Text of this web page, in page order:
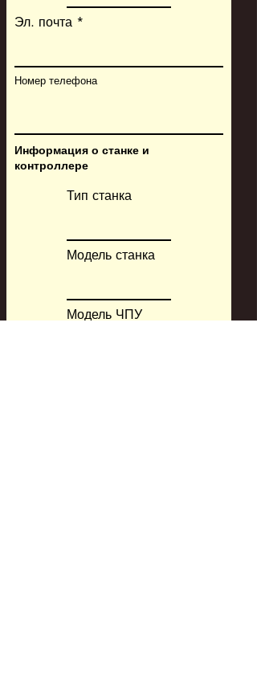
Эл. почта
Номер телефона
Информация о станке и
контроллере
Тип станка
Модель станка
Модель ЧПУ